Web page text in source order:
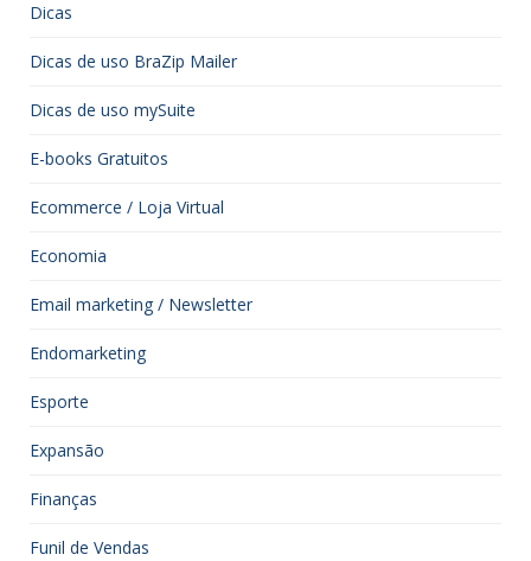
Dicas
Dicas de uso BraZip Mailer
Dicas de uso mySuite
E-books Gratuitos
Ecommerce / Loja Virtual
Economia
Email marketing / Newsletter
Endomarketing
Esporte
Expansão
Finanças
Funil de Vendas